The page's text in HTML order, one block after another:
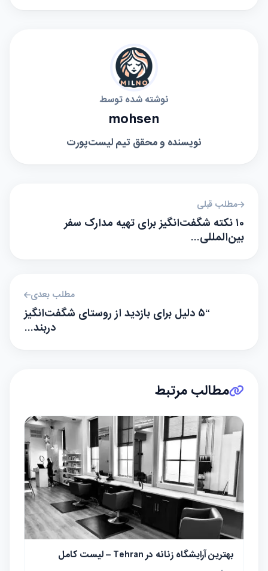
نوشته شده توسط
mohsen
نویسنده و محقق تیم لیست‌پورت
مطلب قبلی
۱۰ نکته شگفت‌انگیز برای تهیه مدارک سفر
بین‌المللی…
مطلب بعدی
“۵ دلیل برای بازدید از روستای شگفت‌انگیز
دربند…
مطالب مرتبط
بهترین آرایشگاه زنانه در Tehran – لیست کامل